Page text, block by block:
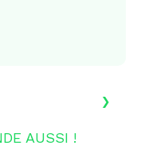
AUSSI !
›